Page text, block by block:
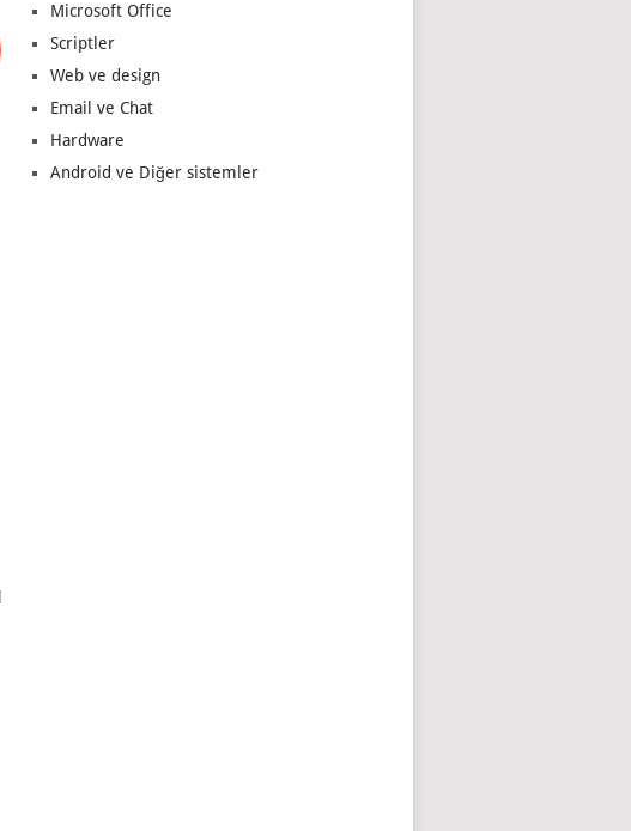
Microsoft Office
Scriptler
Web ve design
Email ve Chat
Hardware
Android ve Diğer sistemler